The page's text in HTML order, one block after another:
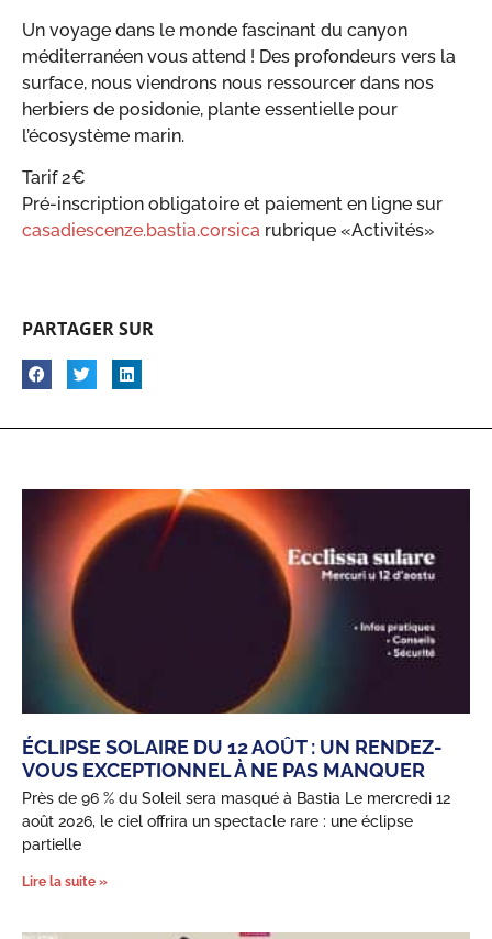
Un voyage dans le monde fascinant du canyon
méditerranéen vous attend ! Des profondeurs vers la
surface, nous viendrons nous ressourcer dans nos
herbiers de posidonie, plante essentielle pour
l’écosystème marin.
Tarif 2€
Pré-inscription obligatoire et paiement en ligne sur
casadiescenze.bastia.corsica rubrique «Activités»
PARTAGER SUR
ÉCLIPSE SOLAIRE DU 12 AOÛT : UN RENDEZ-
VOUS EXCEPTIONNEL À NE PAS MANQUER
Près de 96 % du Soleil sera masqué à Bastia Le mercredi 12
août 2026, le ciel offrira un spectacle rare : une éclipse
partielle
Lire la suite »